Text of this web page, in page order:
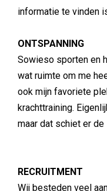
informatie te vinden
ONTSPANNING
Sowieso sporten en
wat ruimte om me
ook mijn favoriete
krachttraining.
maar dat schiet er
RECRUITMENT
Wij besteden veel